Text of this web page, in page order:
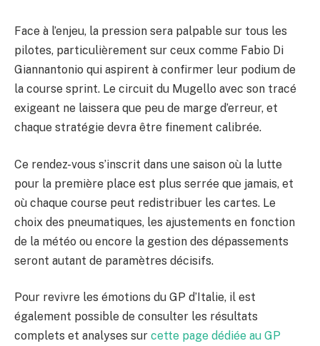
Face à l’enjeu, la pression sera palpable sur tous les
pilotes, particulièrement sur ceux comme Fabio Di
Giannantonio qui aspirent à confirmer leur podium de
la course sprint. Le circuit du Mugello avec son tracé
exigeant ne laissera que peu de marge d’erreur, et
chaque stratégie devra être finement calibrée.
Ce rendez-vous s’inscrit dans une saison où la lutte
pour la première place est plus serrée que jamais, et
où chaque course peut redistribuer les cartes. Le
choix des pneumatiques, les ajustements en fonction
de la météo ou encore la gestion des dépassements
seront autant de paramètres décisifs.
Pour revivre les émotions du GP d’Italie, il est
également possible de consulter les résultats
complets et analyses sur cette page dédiée au GP